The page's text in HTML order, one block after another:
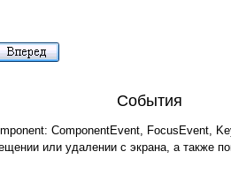
События
ComponentEvent, FocusEvent,
или удалении с экрана, а также